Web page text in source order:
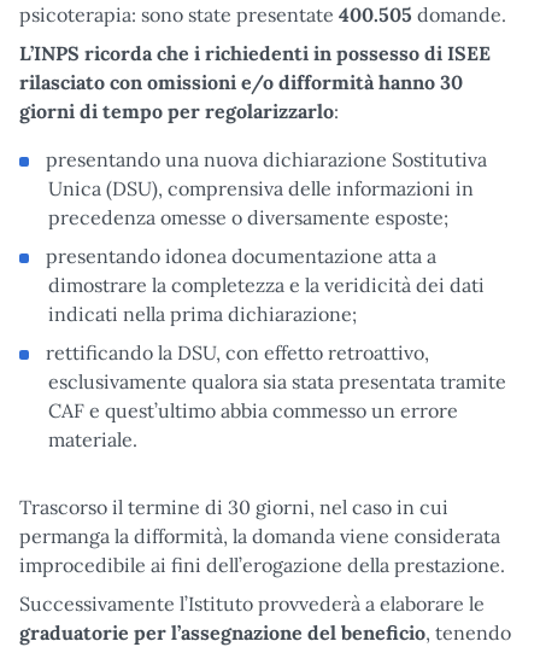
psicoterapia: sono state presentate 400.505 domande.
L’INPS ricorda che i richiedenti in possesso di ISEE
rilasciato con omissioni e/o difformità hanno 30
giorni di tempo per regolarizzarlo:
presentando una nuova dichiarazione Sostitutiva
Unica (DSU), comprensiva delle informazioni in
precedenza omesse o diversamente esposte;
presentando idonea documentazione atta a
dimostrare la completezza e la veridicità dei dati
indicati nella prima dichiarazione;
rettificando la DSU, con effetto retroattivo,
esclusivamente qualora sia stata presentata tramite
CAF e quest’ultimo abbia commesso un errore
materiale.
Trascorso il termine di 30 giorni, nel caso in cui
permanga la difformità, la domanda viene considerata
improcedibile ai fini dell’erogazione della prestazione.
Successivamente l’Istituto provvederà a elaborare le
graduatorie per l’assegnazione del beneficio, tenendo